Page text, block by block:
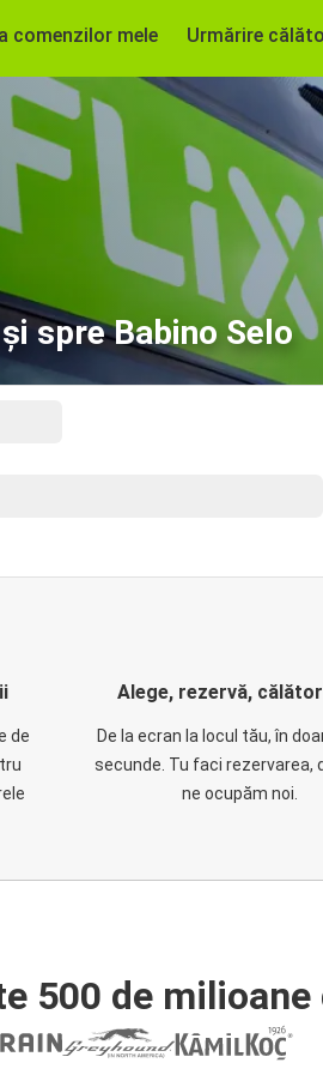
comenzilor mele Urmărire
spre Babino Selo
de
Alege, rezervă,
De la ecran la locul tău, în
secunde. Tu faci rezervarea,
ne ocupăm noi.
500 de milioane